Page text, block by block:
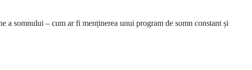
a somnului – cum ar fi menținerea unui program de somn constant și